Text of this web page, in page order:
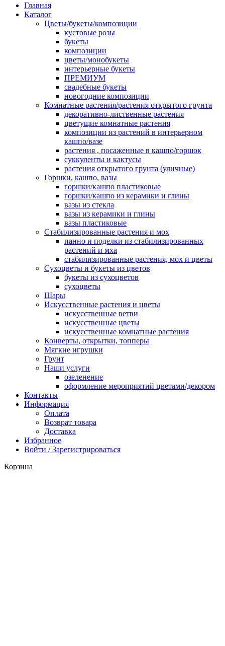
Главная
Каталог
Цветы/букеты/композиции
кустовые розы
букеты
композиции
цветы/монобукеты
интерьерные букеты
ПРЕМИУМ
свадебные букеты
новогодние композиции
Комнатные растения/растения открытого грунта
декоративно-лиственные растения
цветущие комнатные растения
композиции из растений в интерьерном
кашпо/вазе
растения , посаженные в кашпо/горшок
суккуленты и кактусы
растения открытого грунта (уличные)
Горшки, кашпо, вазы
горшки/кашпо пластиковые
горшки/кашпо из керамики и глины
вазы из стекла
вазы из керамики и глины
вазы пластиковые
Стабилизированные растения и мох
панно и поделки из стабилизированных
растений и мха
стабилизированные растения, мох и цветы
Сухоцветы и букеты из цветов
букеты из сухоцветов
сухоцветы
Шары
Искусственные растения и цветы
искусственные ветви
искусственные цветы
искусственные комнатные растения
Конверты, открытки, топперы
Мягкие игрушки
Грунт
Наши услуги
озеленение
оформление мероприятий цветами/декором
Контакты
Информация
Оплата
Возврат товара
Доставка
Избранное
Войти / Зарегистрироваться
Корзина